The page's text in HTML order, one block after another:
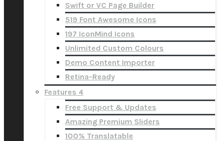
Swift or VC Page Builder
519 Font Awesome Icons
197 IconMind Icons
Unlimited Custom Colours
Demo Content Importer
Retina-Ready
Features 4
Free Support & Updates
Amazing Premium Sliders
100% Translatable